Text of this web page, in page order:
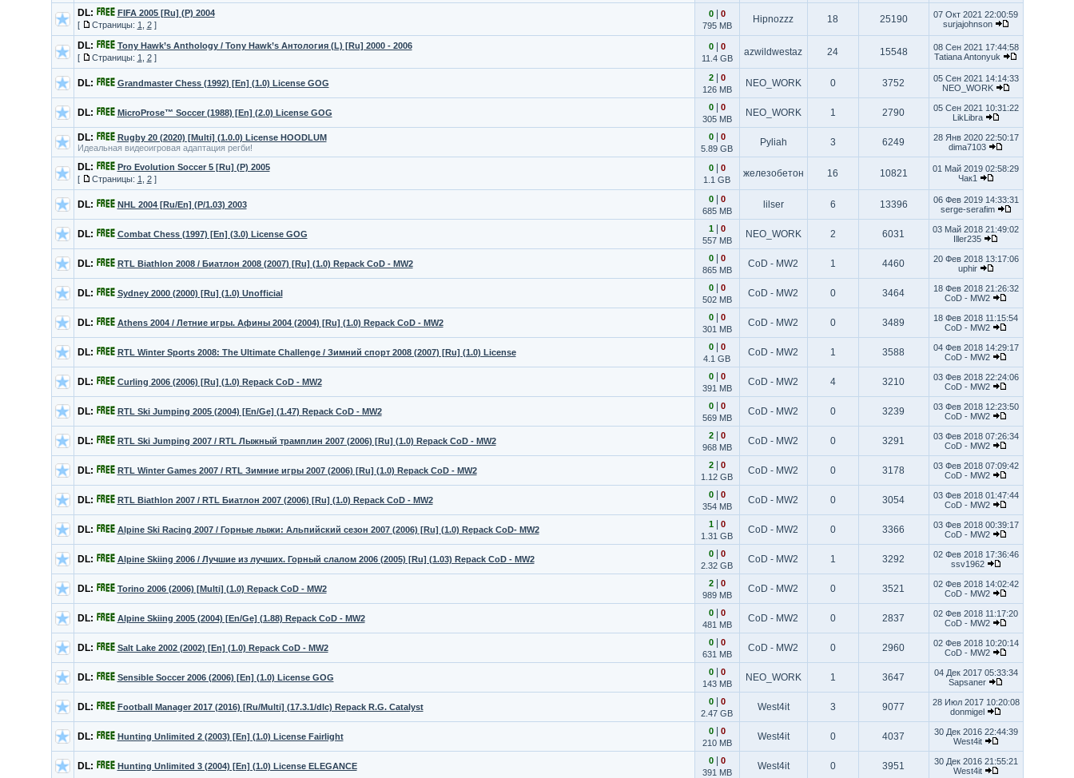
DL:
FIFA 2005 [Ru] (P) 2004
[
Страницы: 1 2]
0|
0
795 MB
Hipnozzz 18 25190
07 Окт 2021 22:00:59
surjajohnson
DL:
Tony Hawk’s Anthology / Tony Hawk’s Антология (L) [Ru] 2000 - 2006
[
Страницы: 1 2]
0|
0
11.4 GB
azwildwestaz 24 15548
08 Сен 2021 17:44:58
Tatiana Antonyuk
DL: Grandmaster Chess (1992) [En] (1.0) License GOG
2|
0
126 MB
NEO_WORK 0 3752
05 Сен 2021 14:14:33
NEO_WORK
DL: MicroProse™ Soccer (1988) [En] (2.0) License GOG
0|
0
305 MB
NEO_WORK 1 2790
05 Сен 2021 10:31:22
LikLibra
DL:
Rugby 20 (2020) [Multi] (1.0.0) License HOODLUM
Идеальная видеоигровая адаптация регби!
0|
0
5.89 GB
Pyliah 3 6249
28 Янв 2020 22:50:17
dima7103
DL:
Pro Evolution Soccer 5 [Ru] (P) 2005
[
Страницы: 1 2]
0|
0
1.1 GB
железобетон 16 10821
01 Май 2019 02:58:29
Чак1
DL: NHL 2004 [Ru/En] (P/1.03) 2003
0|
0
685 MB
lilser 6 13396
06 Фев 2019 14:33:31
serge-serafim
DL: Combat Chess (1997) [En] (3.0) License GOG
1|
0
557 MB
NEO_WORK 2 6031
03 Май 2018 21:49:02
Iller235
DL: RTL Biathlon 2008 / Биатлон 2008 (2007) [Ru] (1.0) Repack CoD - MW2
0|
0
865 MB
CoD - MW2 1 4460
20 Фев 2018 13:17:06
uphir
DL: Sydney 2000 (2000) [Ru] (1.0) Unofficial
0|
0
502 MB
CoD - MW2 0 3464
18 Фев 2018 21:26:32
CoD - MW2
DL: Athens 2004 / Летние игры. Афины 2004 (2004) [Ru] (1.0) Repack CoD - MW2
0|
0
301 MB
CoD - MW2 0 3489
18 Фев 2018 11:15:54
CoD - MW2
DL: RTL Winter Sports 2008: The Ultimate Challenge / Зимний спорт 2008 (2007) [Ru] (1.0) License
0|
0
4.1 GB
CoD - MW2 1 3588
04 Фев 2018 14:29:17
CoD - MW2
DL: Curling 2006 (2006) [Ru] (1.0) Repack CoD - MW2
0|
0
391 MB
CoD - MW2 4 3210
03 Фев 2018 22:24:06
CoD - MW2
DL: RTL Ski Jumping 2005 (2004) [En/Ge] (1.47) Repack CoD - MW2
0|
0
569 MB
CoD - MW2 0 3239
03 Фев 2018 12:23:50
CoD - MW2
DL: RTL Ski Jumping 2007 / RTL Лыжный трамплин 2007 (2006) [Ru] (1.0) Repack CoD - MW2
2|
0
968 MB
CoD - MW2 0 3291
03 Фев 2018 07:26:34
CoD - MW2
DL: RTL Winter Games 2007 / RTL Зимние игры 2007 (2006) [Ru] (1.0) Repack CoD - MW2
2|
0
1.12 GB
CoD - MW2 0 3178
03 Фев 2018 07:09:42
CoD - MW2
DL: RTL Biathlon 2007 / RTL Биатлон 2007 (2006) [Ru] (1.0) Repack CoD - MW2
0|
0
354 MB
CoD - MW2 0 3054
03 Фев 2018 01:47:44
CoD - MW2
DL: Alpine Ski Racing 2007 / Горные лыжи: Альпийский сезон 2007 (2006) [Ru] (1.0) Repack CoD- MW2
1|
0
1.31 GB
CoD - MW2 0 3366
03 Фев 2018 00:39:17
CoD - MW2
DL: Alpine Skiing 2006 / Лучшие из лучших. Горный слалом 2006 (2005) [Ru] (1.03) Repack CoD - MW2
0|
0
2.32 GB
CoD - MW2 1 3292
02 Фев 2018 17:36:46
ssv1962
DL: Torino 2006 (2006) [Multi] (1.0) Repack CoD - MW2
2|
0
989 MB
CoD - MW2 0 3521
02 Фев 2018 14:02:42
CoD - MW2
DL: Alpine Skiing 2005 (2004) [En/Ge] (1.88) Repack CoD - MW2
0|
0
481 MB
CoD - MW2 0 2837
02 Фев 2018 11:17:20
CoD - MW2
DL: Salt Lake 2002 (2002) [En] (1.0) Repack CoD - MW2
0|
0
631 MB
CoD - MW2 0 2960
02 Фев 2018 10:20:14
CoD - MW2
DL: Sensible Soccer 2006 (2006) [En] (1.0) License GOG
0|
0
143 MB
NEO_WORK 1 3647
04 Дек 2017 05:33:34
Sapsaner
DL: Football Manager 2017 (2016) [Ru/Multi] (17.3.1/dlc) Repack R.G. Catalyst
0|
0
2.47 GB
West4it 3 9077
28 Июл 2017 10:20:08
donmigel
DL: Hunting Unlimited 2 (2003) [En] (1.0) License Fairlight
0|
0
210 MB
West4it 0 4037
30 Дек 2016 22:44:39
West4it
DL: Hunting Unlimited 3 (2004) [En] (1.0) License ELEGANCE
0|
0
391 MB
West4it 0 3951
30 Дек 2016 21:55:21
West4it